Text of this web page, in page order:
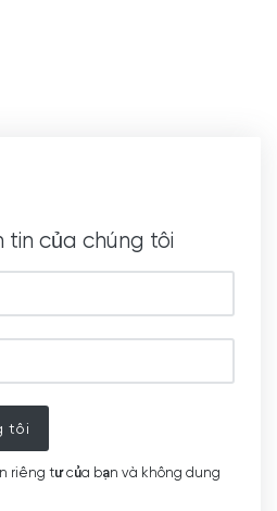
của chúng tôi
tôi
riêng tư của bạn và không dung